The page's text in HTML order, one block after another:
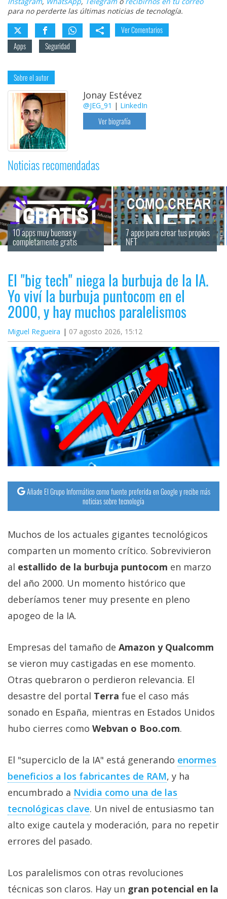
para no perderte las últimas noticias de tecnología.
Ver Comentarios
Apps
Seguridad
Sobre el autor
Jonay Estévez
@JEG_91 | LinkedIn
Ver biografía
Noticias recomendadas
10 apps muy buenas y
completamente gratis
7 apps para crear tus propios
NFT
El "big tech" niega la burbuja de la IA.
Yo viví la burbuja puntocom en el
2000, y hay muchos paralelismos
Miguel Regueira 07 agosto 2026, 15:12
Añade El Grupo Informático como fuente preferida en Google y recibe más
noticias sobre tecnología
Muchos de los actuales gigantes tecnológicos
comparten un momento crítico. Sobrevivieron
al estallido de la burbuja puntocom en marzo
del año 2000. Un momento histórico que
deberíamos tener muy presente en pleno
apogeo de la IA.
Empresas del tamaño de Amazon y Qualcomm
se vieron muy castigadas en ese momento.
Otras quebraron o perdieron relevancia. El
desastre del portal Terra fue el caso más
sonado en España, mientras en Estados Unidos
hubo cierres como Webvan o Boo.com.
El "superciclo de la IA" está generando enormes
beneficios a los fabricantes de RAM‎, y ha
encumbrado a Nvidia como una de las
tecnológicas clave‎. Un nivel de entusiasmo tan
alto exige cautela y moderación, para no repetir
errores del pasado.
Los paralelismos con otras revoluciones
técnicas son claros. Hay un gran potencial en la